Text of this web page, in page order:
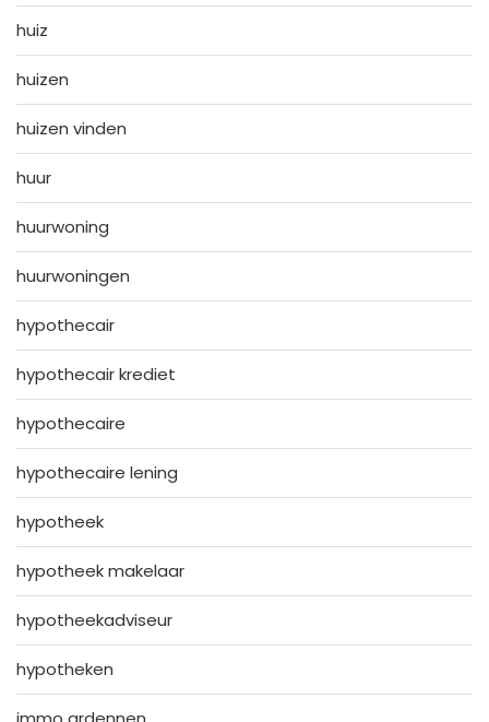
huiz
huizen
huizen vinden
huur
huurwoning
huurwoningen
hypothecair
hypothecair krediet
hypothecaire
hypothecaire lening
hypotheek
hypotheek makelaar
hypotheekadviseur
hypotheken